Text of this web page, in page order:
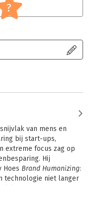
?
van mens en
bij start-ups,
extreme focus zag op
Hij
Hoes Brand Humanizing:
technologie niet langer